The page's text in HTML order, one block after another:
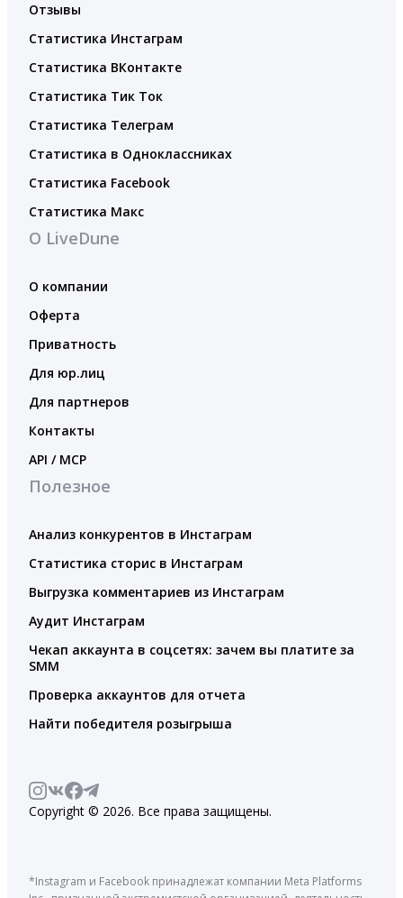
Отзывы
Статистика Инстаграм
Статистика ВКонтакте
Статистика Тик Ток
Статистика Телеграм
Статистика в Одноклассниках
Статистика Facebook
Статистика Макс
О LiveDune
О компании
Оферта
Приватность
Для юр.лиц
Для партнеров
Контакты
API / MCP
Полезное
Анализ конкурентов в Инстаграм
Статистика сторис в Инстаграм
Выгрузка комментариев из Инстаграм
Аудит Инстаграм
Чекап аккаунта в соцсетях: зачем вы платите за
SMM
Проверка аккаунтов для отчета
Найти победителя розыгрыша
Copyright © 2026. Все права защищены.
*Instagram и Facebook принадлежат компании Meta Platforms